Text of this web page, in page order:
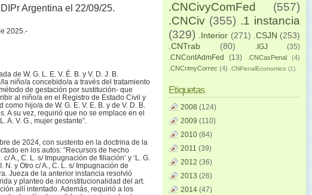
Argentina el 22/09/25.
2025.-
de W. G. L. E. V. É. B. y V. D. J. B.
niño/a concebido/a a través del tratamiento
de gestación por sustitución- que
al niño/a en el Registro de Estado Civil y
hijo/a de W. G. E. V. E. B. y de V. D. B.
A su vez, requirió que no se emplace en el
A. V. G., mujer gestante”.
de 2024, con sustento en la doctrina de la
en los autos: “Recursos de hecho
A., C. L. s/ Impugnación de filiación’ y ‘L. G.
N. y Otro c/ A., C. L. s/ Impugnación de
Jueza de la anterior instancia resolvió
y planteo de inconstitucionalidad del art.
allí intentado. Además, requirió a los
.CNCivyComFed
(557)
.CNCiv (355) .1 instancia
(329)
.Interior (271) .CSJN (253)
.CNTrab
(80) .IGJ
(35)
.CNContAdmFed
(13) .CNCasPenal
(4)
.CNCrimyCorrec (4) .CNPenalEconomico (1)
Etiquetas
2008 (124)
2009 (110)
2010 (84)
2011 (39)
2012 (36)
2013 (26)
2014 (47)